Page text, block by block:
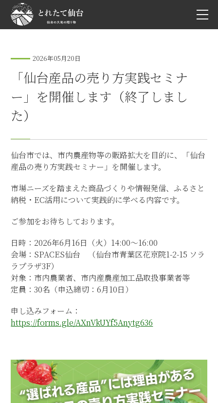
2026年05月20日
「仙台産品の売り方実践セミナ
ー」を開催します（終了しまし
た）
仙台市では、市内農産物等の販路拡大を目的に、「仙台
産品の売り方実践セミナー」を開催します。
市場ニーズを踏まえた商品づくりや情報発信、ふるさと
納税・EC活用について実践的に学べる内容です。
ご参加をお待ちしております。
日時：2026年6月16日（火）14:00～16:00
会場：SPACES仙台 （仙台市青葉区花京院1-2-15 ソラ
ラプラザ3F）
対象：市内農業者、市内産農産加工品取扱事業者等
定員：30名（申込締切：6月10日）
申し込みフォーム：
https://forms.gle/AXnVkUYf5Anytg636